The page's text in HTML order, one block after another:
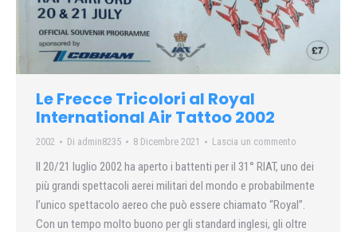
Le Frecce Tricolori al Royal
International Air Tattoo 2002
2002 Di admin8235 8 Dicembre 2021 Lascia un commento
Il 20/21 luglio 2002 ha aperto i battenti per il 31° RIAT, uno dei
più grandi spettacoli aerei militari del mondo e probabilmente
l’unico spettacolo aereo che può essere chiamato “Royal”.
Con un tempo molto buono per gli standard inglesi, gli oltre